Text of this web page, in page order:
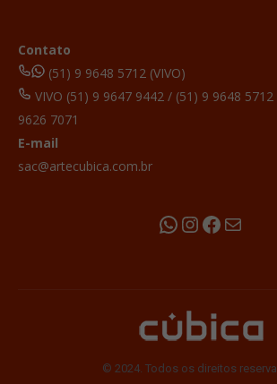
Contato
(51) 9 9648 5712 (VIVO)
VIVO (51) 9 9647 9442 / (51) 9 9648 5712
9626 7071
E-mail
sac@artecubica.com.br
WhatsApp
Instagram
E-mail
© 2024. Todos os direitos